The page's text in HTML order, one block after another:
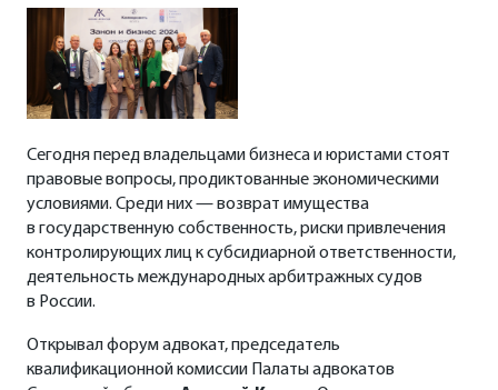
Сегодня перед владельцами бизнеса и юристами стоят
правовые вопросы, продиктованные экономическими
условиями. Среди них — возврат имущества
в государственную собственность, риски привлечения
контролирующих лиц к субсидиарной ответственности,
деятельность международных арбитражных судов
в России.
Открывал форум адвокат, председатель
квалификационной комиссии Палаты адвокатов